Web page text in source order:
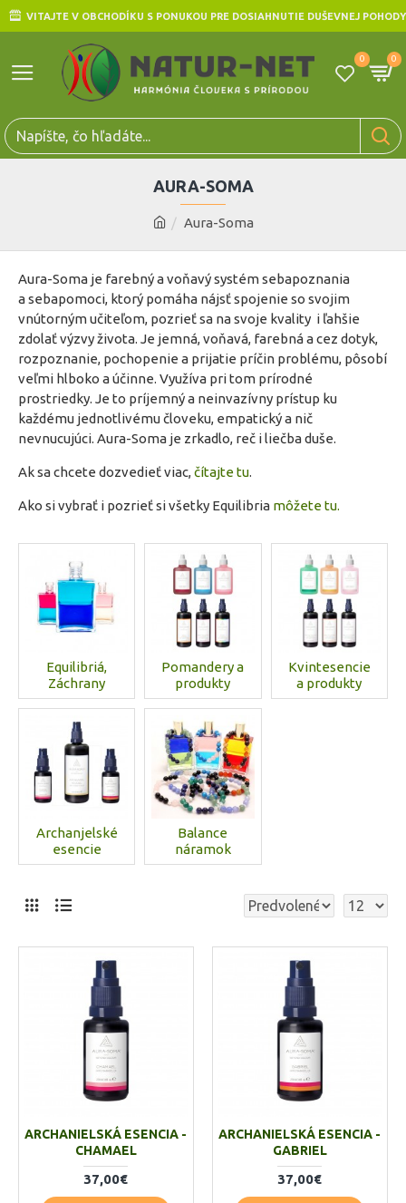
VITAJTE V OBCHODÍKU S PONUKOU PRE DOSIAHNUTIE DUŠEVNEJ POHODY
0 0
Aura-Soma
AURA-SOMA
Aura-Soma je farebný a voňavý systém sebapoznania
a sebapomoci, ktorý pomáha nájsť spojenie so svojim
vnútorným učiteľom, pozrieť sa na svoje kvality i ľahšie
zdolať výzvy života. Je jemná, voňavá, farebná a cez dotyk,
rozpoznanie, pochopenie a prijatie príčin problému, pôsobí
veľmi hlboko a účinne. Využíva pri tom prírodné
prostriedky. Je to príjemný a neinvazívny prístup ku
každému jednotlivému človeku, empatický a nič
nevnucujúci. Aura-Soma je zrkadlo, reč i liečba duše.
Ak sa chcete dozvedieť viac,čítajte tu.
Ako si vybrať i pozrieť si všetky Equilibria môžete tu.
Equilibriá,
Záchrany
Pomandery a
produkty
Kvintesencie
a produkty
Archanjelské
esencie
Balance
náramok
ARCHANIELSKÁ ESENCIA -
CHAMAEL
37,00€
ARCHANIELSKÁ ESENCIA -
GABRIEL
37,00€